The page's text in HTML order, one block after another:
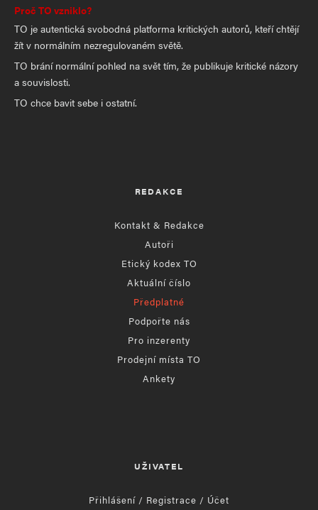
Proč TO vzniklo?
TO je autentická svobodná platforma kritických autorů, kteří chtějí
žít v normálním nezregulovaném světě.
TO brání normální pohled na svět tím, že publikuje kritické názory
a souvislosti.
TO chce bavit sebe i ostatní.
REDAKCE
Kontakt & Redakce
Autoři
Etický kodex TO
Aktuální číslo
Předplatné
Podpořte nás
Pro inzerenty
Prodejní místa TO
Ankety
UŽIVATEL
Přihlášení / Registrace / Účet